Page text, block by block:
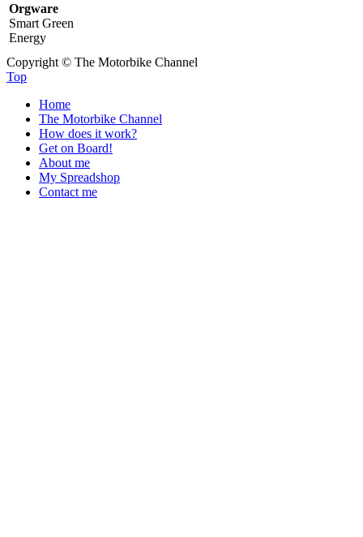
Orgware
Smart Green
Energy
Copyright © The Motorbike Channel
Top
Home
The Motorbike Channel
How does it work?
Get on Board!
About me
My Spreadshop
Contact me